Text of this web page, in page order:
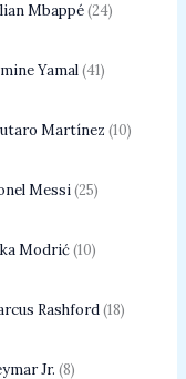
Mbappé 24
Yamal 41
Martínez 10
Messi 25
Modrić 10
Rashford 18
Jr. 8